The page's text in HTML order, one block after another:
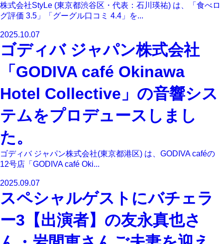
株式会社StyLe (東京都渋谷区・代表：石川瑛祐) は、「食べロ
グ評価 3.5」「グーグル口コミ 4.4」を...
2025.10.07
ゴディバ ジャパン株式会社
「GODIVA café Okinawa
Hotel Collective」の音響シス
テムをプロデュースしまし
た。
ゴディバ ジャパン株式会社(東京都港区) は、GODIVA caféの
12号店「GODIVA café Oki...
2025.09.07
スペシャルゲストにバチェラ
ー3【出演者】の友永真也さ